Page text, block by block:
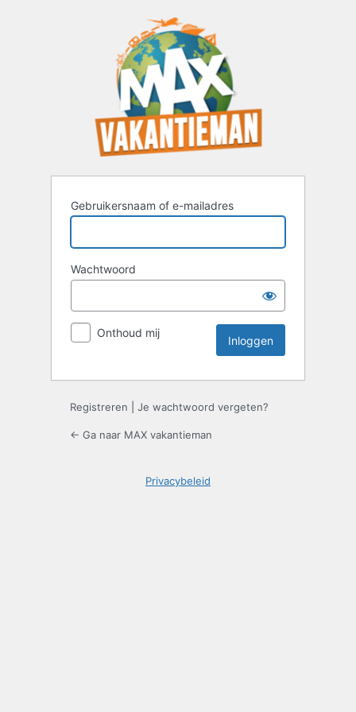
Gebruikersnaam of e-mailadres
Wachtwoord
Onthoud mij
Registreren Je wachtwoord vergeten?
← Ga naar MAX vakantieman
Privacybeleid